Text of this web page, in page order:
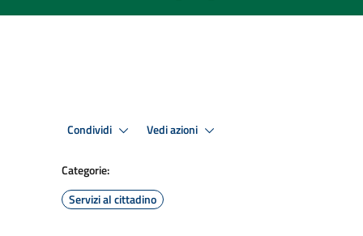
Condividi Vedi azioni
Categorie:
Servizi al cittadino